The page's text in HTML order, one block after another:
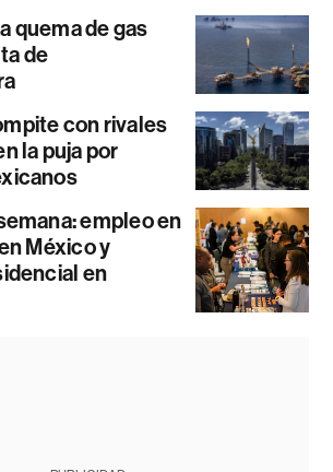
quema de gas
de
con rivales
la puja por
empleo en
México y
en